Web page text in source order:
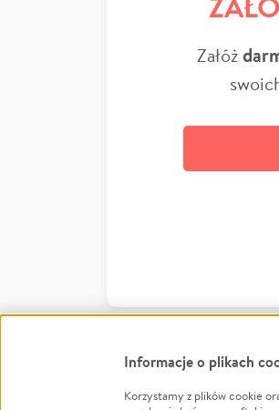
Załóż
Informacje o plikach
Korzystamy z plików cookie